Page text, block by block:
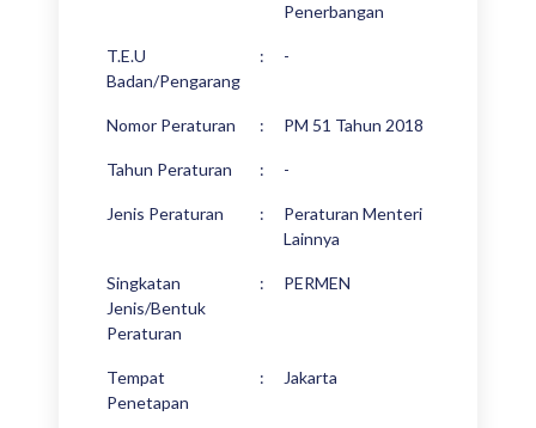
Penerbangan
T.E.U
Badan/Pengarang
: -
Nomor Peraturan : PM 51 Tahun 2018
Tahun Peraturan : -
Jenis Peraturan :
Peraturan Menteri
Lainnya
Singkatan
Jenis/Bentuk
Peraturan
: PERMEN
Tempat
Penetapan
: Jakarta